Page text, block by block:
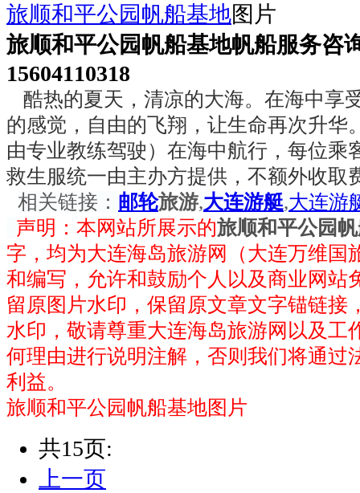
旅顺和平公园帆船基地图片
旅顺和平公园帆船基地帆船服务咨
15604110318
酷热的夏天，清凉的大海。在海中享
的感觉，自由的飞翔，让生命再次升华
由专业教练驾驶）在海中航行，每位乘
救生服统一由主办方提供，不额外收取
相关链接： 邮轮旅游,大连游艇,大连游
声明：本网站所展示的旅顺和平公园
字，均为大连海岛旅游网（大连万维国
和编写，允许和鼓励个人以及商业网站
留原图片水印，保留原文章文字锚链接
水印，敬请尊重大连海岛旅游网以及工
何理由进行说明注解，否则我们将通过
利益。
旅顺和平公园帆船基地图片
共15页:
上一页